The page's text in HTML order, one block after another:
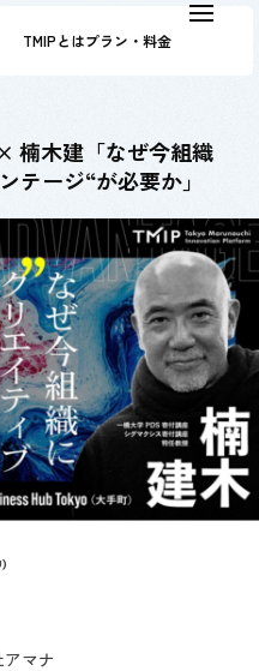
TMIPとはプラン・料金
楠木建「なぜ今組織
テージ“が必要か」
マナ